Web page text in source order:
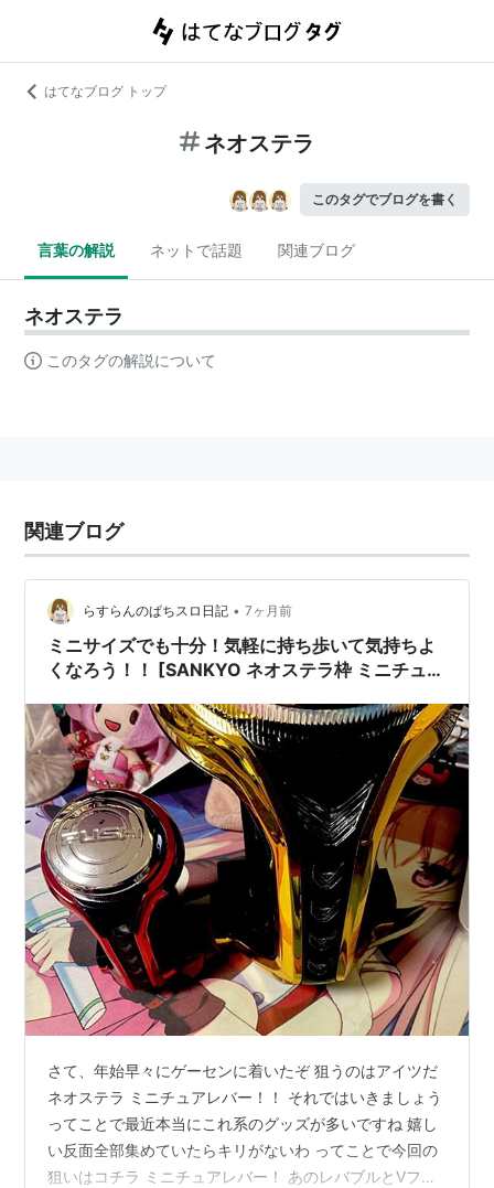
はてなブログ トップ
ネオステラ
このタグでブログを書く
言葉の解説 ネットで話題 関連ブログ
ネオステラ
このタグの解説について
関連ブログ
らすらんのぱちスロ日記 • 7ヶ月前
ミニサイズでも十分！気軽に持ち歩いて気持ちよ
くなろう！！ [SANKYO ネオステラ枠 ミニチュア
さて、年始早々にゲーセンに着いたぞ 狙うのはアイツだ
ネオステラ ミニチュアレバー！！ それではいきましょう
ってことで最近本当にこれ系のグッズが多いですね 嬉し
い反面全部集めていたらキリがないわ ってことで今回の
狙いはコチラ ミニチュアレバー！ あのレバブルとVフラ